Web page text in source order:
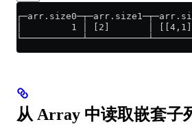
│         1 │ [2]       │
从 Array 中读取嵌套子